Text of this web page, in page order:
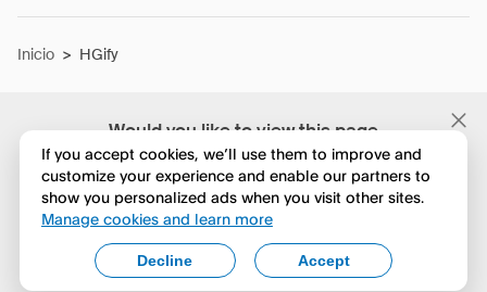
Would you like to view this page
in English?
No, seguir navegando
Yes, change to English
Inicio > HGify
If you accept cookies, we’ll use them to improve and
customize your experience and enable our partners to
show you personalized ads when you visit other sites.
Manage cookies and learn more
Accept
Decline